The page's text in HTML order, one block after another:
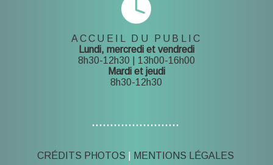
ACCUEIL DU PUBLIC
Lundi, mercredi et vendredi
8h30-12h30 | 13h00-16h00
Mardi et jeudi
8h30-12h30
........................
CRÉDITS PHOTOS MENTIONS LÉGALES